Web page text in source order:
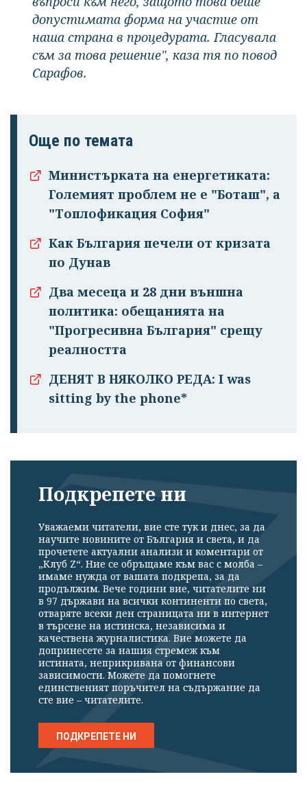
допустимата форма на участие от
наша страна в процедурата. Гласувала
съм за това решение", каза тя по повод
Сарафов.
Още по темата
Министърката на енергетиката:
Големият проблем не е "Боташ", а
"Топлофикация София"
Как България печели от кризата
по Дунав
Два месеца и 28 дни външна
политика: обещанията на
"Прогресивна България" срещу
реалността
ДЕНЯТ В НЯКОЛКО РЕДА: I was
sitting by the phone*
Подкрепете ни
Уважаеми читатели, вие сте тук и днес, за да
научите новините от България и света, и да
прочетете актуални анализи и коментари от
„Клуб Z“. Ние се обръщаме към вас с молба –
имаме нужда от вашата подкрепа, за да
продължим. Вече години вие, читателите ни
в 97 държави на всички континенти по света,
отваряте всеки ден страницата ни в интернет
в търсене на истинска, независима и
качествена журналистика. Вие можете да
допринесете за нашия стремеж към
истината, неприкривана от финансови
зависимости. Можете да помогнете
единственият поръчител на съдържание да
сте вие – читателите.
ПОДКРЕПЕТЕ НИ